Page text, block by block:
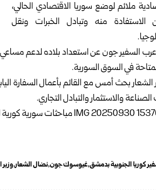
ملائم لوضع سوريا الاقتصادي الحالي،
الاستفادة منه وتبادل الخبرات ونقل
السفير جون عن استعداد بلاده لدعم
في السوق السورية.
الشعار بحث أمس مع القائم بأعمال السفارة
والاستثمار والتبادل التجاري.
كوريا الجنوبية بدمشق غيوسوك جون نضال الشعار